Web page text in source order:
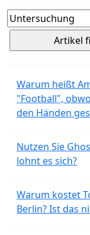
Warum heißt
"Football",
den Händen
Nutzen Sie
lohnt es sich?
Warum kostet
Berlin? Ist das